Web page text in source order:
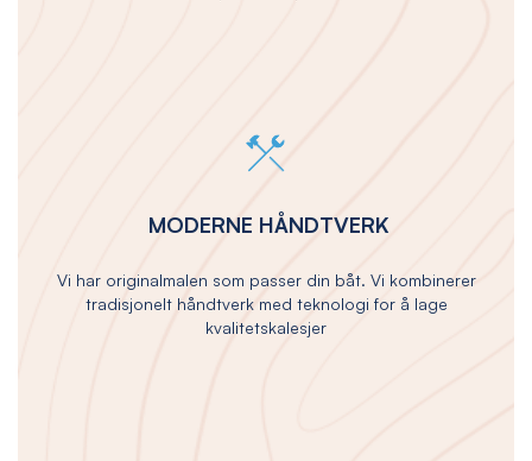
MODERNE HÅNDTVERK
Vi har originalmalen som passer din båt. Vi kombinerer
tradisjonelt håndtverk med teknologi for å lage
kvalitetskalesjer